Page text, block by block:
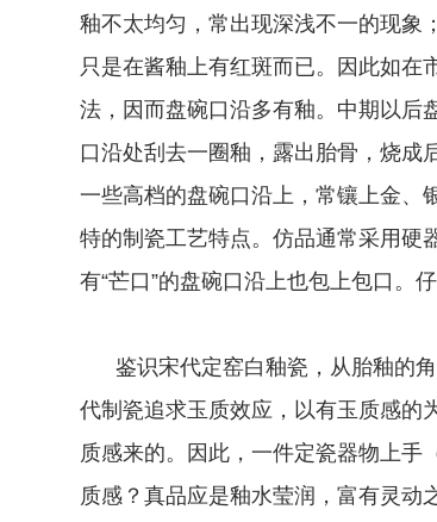
釉不太均匀，常出现深浅不一的现象
只是在酱釉上有红斑而已。因此如在
法，因而盘碗口沿多有釉。中期以后
口沿处刮去一圈釉，露出胎骨，烧成
一些高档的盘碗口沿上，常镶上金、
特的制瓷工艺特点。仿品通常采用硬
有“芒口”的盘碗口沿上也包上包口。
鉴识宋代定窑白釉瓷，从胎釉的角
代制瓷追求玉质效应，以有玉质感的
质感来的。因此，一件定瓷器物上手
质感？真品应是釉水莹润，富有灵动